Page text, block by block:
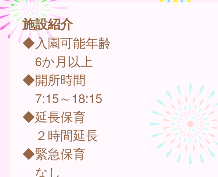
施設紹介
◆入園可能年齢
6か月以上
◆開所時間
7:15～18:15
◆延長保育
２時間延長
◆緊急保育
なし